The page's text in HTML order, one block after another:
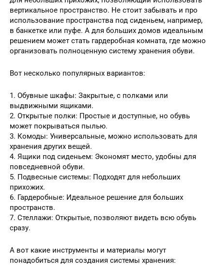
вертикальное пространство. Не стоит забывать и про
использование пространства под сиденьем, например,
в банкетке или пуфе. А для больших домов идеальным
решением может стать гардеробная комната, где можно
организовать полноценную систему хранения обуви.
Вот несколько популярных вариантов:
1. Обувные шкафы: Закрытые, с полками или
выдвижными ящиками.
2. Открытые полки: Простые и доступные, но обувь
может покрываться пылью.
3. Комоды: Универсальные, можно использовать для
хранения других вещей.
4. Ящики под сиденьем: Экономят место, удобны для
повседневной обуви.
5. Подвесные системы: Подходят для небольших
прихожих.
6. Гардеробные: Идеальное решение для больших
пространств.
7. Стеллажи: Открытые, позволяют видеть всю обувь
сразу.
А вот какие инструменты и материалы могут
понадобиться для создания системы хранения: